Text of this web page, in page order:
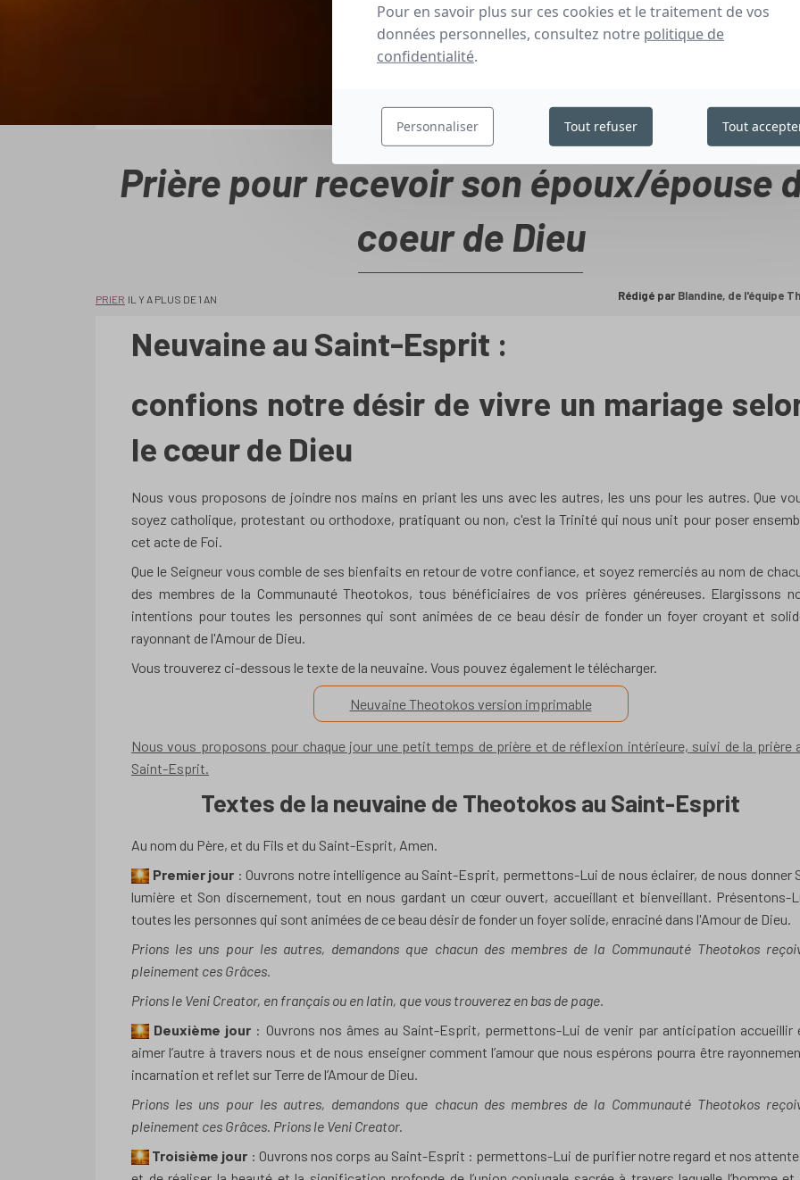
Prière pour recevoir son époux/épouse
coeur de Dieu
PRIER IL Y A PLUS DE 1 AN Rédigé par Blandine, de l'équipe
Neuvaine au Saint-Esprit :
confions notre désir de vivre un mariage
le cœur de Dieu
Nous vous proposons de joindre nos mains en priant les uns avec les autres, les uns pour les autres. Que
soyez catholique, protestant ou orthodoxe, pratiquant ou non, c'est la Trinité qui nous unit pour poser
cet acte de Foi.
Que le Seigneur vous comble de ses bienfaits en retour de votre confiance, et soyez remerciés au nom de
des membres de la Communauté Theotokos, tous bénéficiaires de vos prières généreuses. Elargissons
intentions pour toutes les personnes qui sont animées de ce beau désir de fonder un foyer croyant et
rayonnant de l'Amour de Dieu.
Vous trouverez ci-dessous le texte de la neuvaine. Vous pouvez également le télécharger.
Neuvaine Theotokos version imprimable
Nous vous proposons pour chaque jour une petit temps de prière et de réflexion intérieure, suivi de la prière
Saint-Esprit.
Textes de la neuvaine de Theotokos au Saint-Esprit
Au nom du Père, et du Fils et du Saint-Esprit, Amen.
Premier jour : Ouvrons notre intelligence au Saint-Esprit, permettons-Lui de nous éclairer, de nous donner
lumière et Son discernement, tout en nous gardant un cœur ouvert, accueillant et bienveillant. Présentons-
toutes les personnes qui sont animées de ce beau désir de fonder un foyer solide, enraciné dans l'Amour de Dieu.
Prions les uns pour les autres, demandons que chacun des membres de la Communauté Theotokos
pleinement ces Grâces.
Prions le Veni Creator, en français ou en latin, que vous trouverez en bas de page.
Deuxième jour : Ouvrons nos âmes au Saint-Esprit, permettons-Lui de venir par anticipation accueillir
aimer l’autre à travers nous et de nous enseigner comment l’amour que nous espérons pourra être
incarnation et reflet sur Terre de l’Amour de Dieu.
Prions les uns pour les autres, demandons que chacun des membres de la Communauté Theotokos
pleinement ces Grâces. Prions le Veni Creator.
Troisième jour : Ouvrons nos corps au Saint-Esprit : permettons-Lui de purifier notre regard et nos
Pour en savoir plus sur ces cookies et le traitement de vos
données personnelles, consultez notre politique de
confidentialité.
Personnaliser Tout refuser Tout